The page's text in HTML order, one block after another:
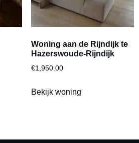
Woning aan de Rijndijk te
Hazerswoude-Rijndijk
€1,950.00
Bekijk woning